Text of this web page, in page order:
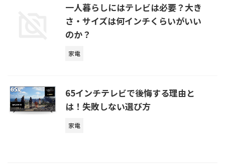
一人暮らしにはテレビは必要？大き
さ・サイズは何インチくらいがいい
のか？
家電
65インチテレビで後悔する理由と
は！失敗しない選び方
家電